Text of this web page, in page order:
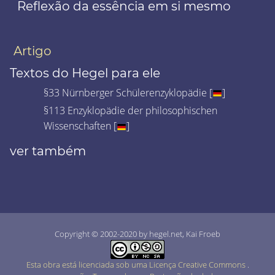
Reflexão da essência em si mesmo
Artigo
Textos do Hegel para ele
§33 Nürnberger Schülerenzyklopädie [
]
§113 Enzyklopädie der philosophischen
Wissenschaften [
]
ver também
Copyright © 2002-2020 by hegel.net, Kai Froeb
Esta obra está licenciada sob uma Licença Creative Commons .